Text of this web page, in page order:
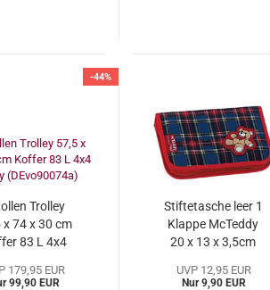
-44%
Trolley
x 74 x 30 cm
83 L 4x4
179,95 EUR
99,90 EUR
Stiftetasche leer 1
Klappe McTeddy
20 x 13 x 3,5cm
(MCmt907128a)
UVP 12,95 EUR
Nur 9,90 EUR